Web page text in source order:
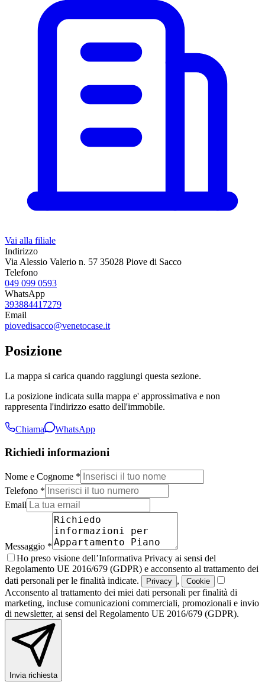
Vai alla filiale
Indirizzo
Via Alessio Valerio n. 57 35028 Piove di Sacco
Telefono
049 099 0593
WhatsApp
393884417279
Email
piovedisacco@venetocase.it
Posizione
La mappa si carica quando raggiungi questa sezione.
La posizione indicata sulla mappa e' approssimativa e non
rappresenta l'indirizzo esatto dell'immobile.
Chiama WhatsApp
Richiedi informazioni
Nome e Cognome *
Telefono *
Email
Messaggio *
Ho preso visione dell’Informativa Privacy ai sensi del
Regolamento UE 2016/679 (GDPR) e acconsento al trattamento dei
dati personali per le finalità indicate.
Privacy , Cookie
Acconsento al trattamento dei miei dati personali per finalità di
marketing, incluse comunicazioni commerciali, promozionali e invio
di newsletter, ai sensi del Regolamento UE 2016/679 (GDPR).
Invia richiesta